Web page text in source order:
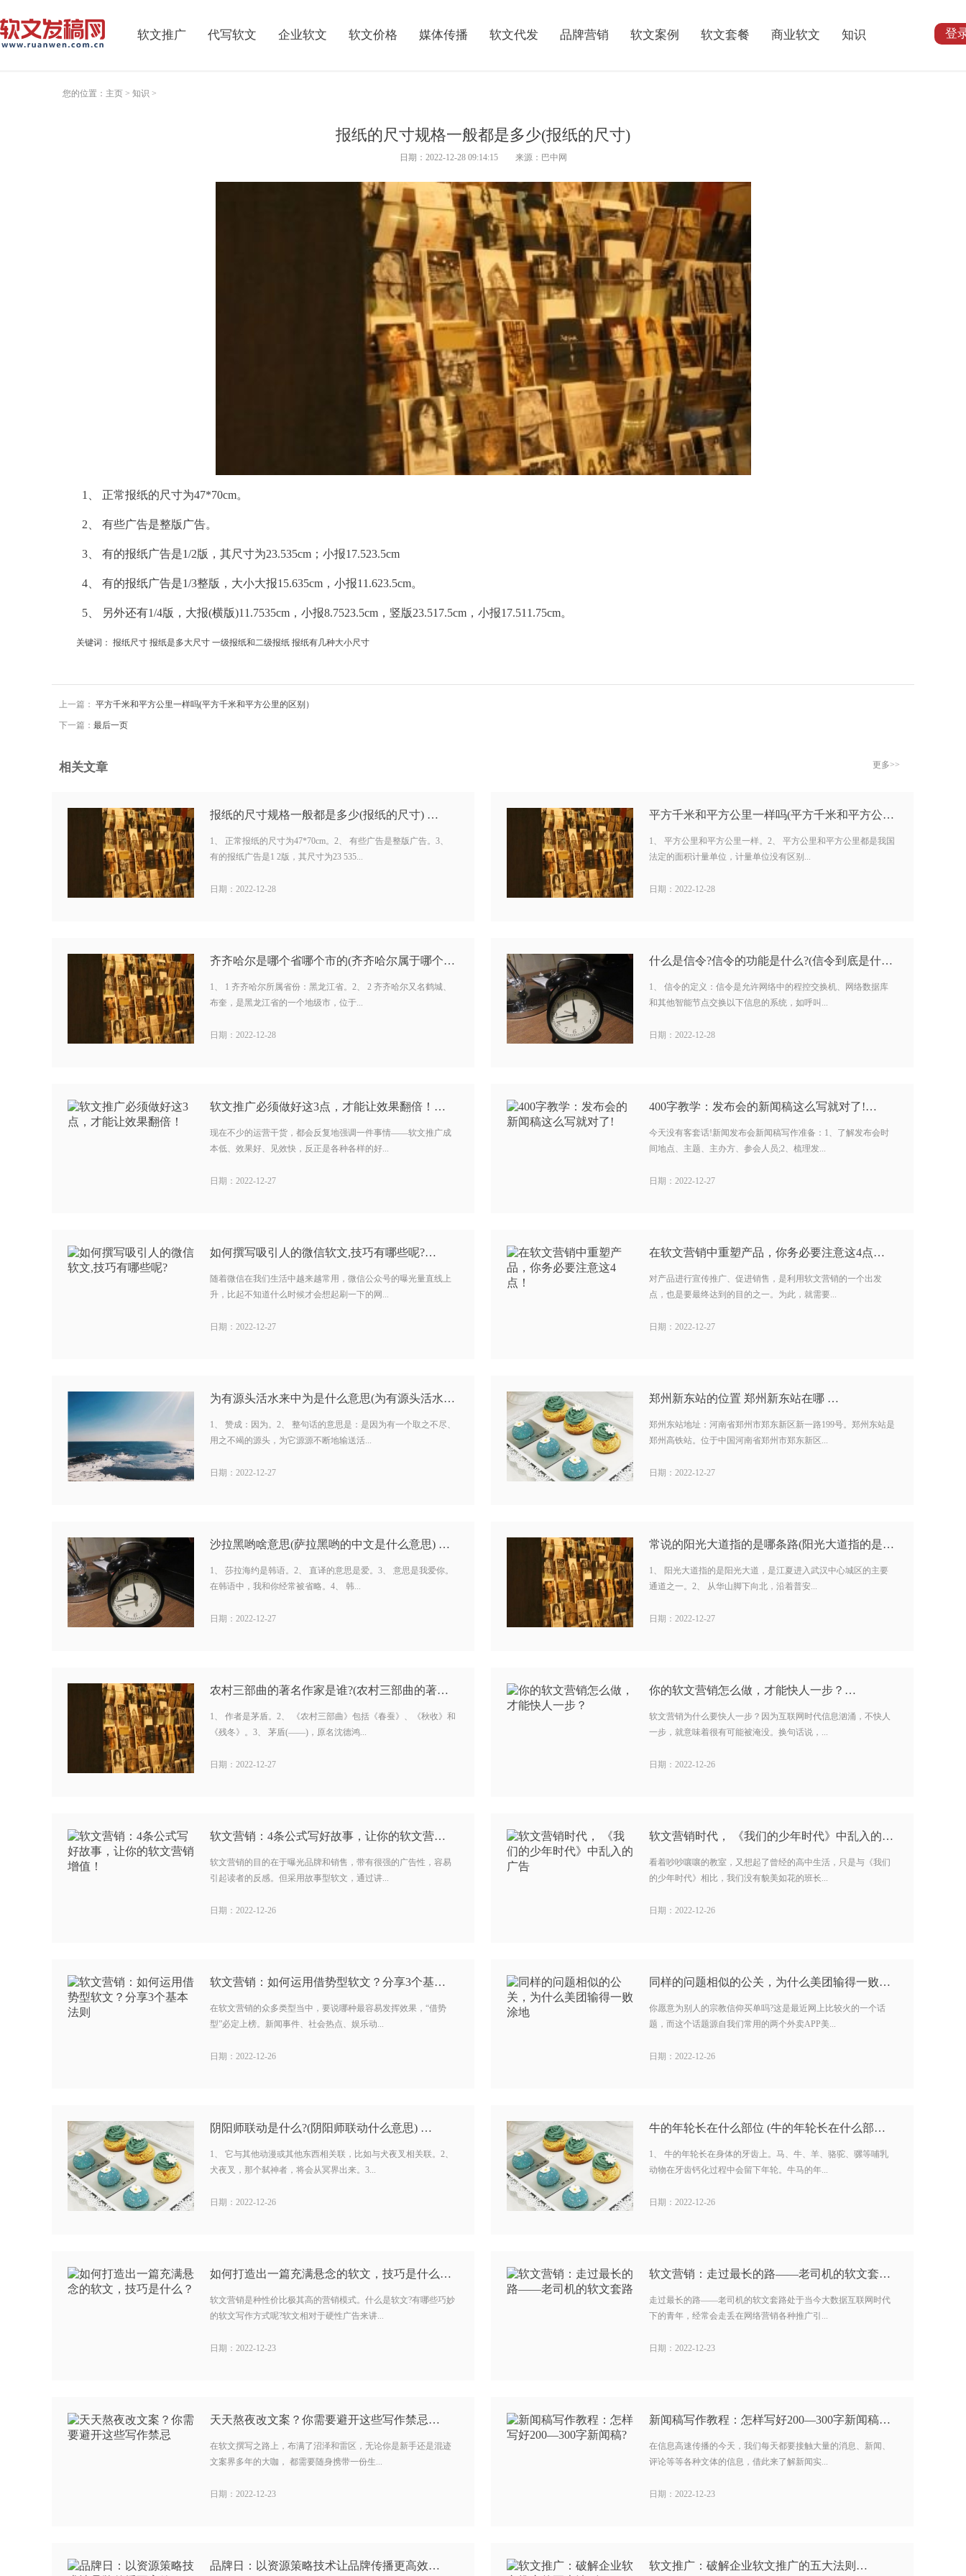
软文推广 代写软文 企业软文 软文价格 媒体传播 软文代发 品牌营销 软文案例 软文套餐 商业软文 知识 登
您的位置： 主页 > 知识 >
报纸的尺寸规格一般都是多少(报纸的尺寸)
日期：2022-12-28 09:14:15 来源：巴中网
1、 正常报纸的尺寸为47*70cm。
2、 有些广告是整版广告。
3、 有的报纸广告是1/2版，其尺寸为23.535cm；小报17.523.5cm
4、 有的报纸广告是1/3整版，大小大报15.635cm，小报11.623.5cm。
5、 另外还有1/4版，大报(横版)11.7535cm，小报8.7523.5cm，竖版23.517.5cm，小报17.511.75cm。
关键词： 报纸尺寸 报纸是多大尺寸 一级报纸和二级报纸 报纸有几种大小尺寸
上一篇： 平方千米和平方公里一样吗(平方千米和平方公里的区别）
下一篇： 最后一页
更多>>
相关文章
报纸的尺寸规格一般都是多少(报纸的尺寸) …
1、 正常报纸的尺寸为47*70cm。2、 有些广告是整版广告。3、
有的报纸广告是1 2版，其尺寸为23 535...
日期：2022-12-28
平方千米和平方公里一样吗(平方千米和平方公里的区别）…
1、 平方公里和平方公里一样。2、 平方公里和平方公里都是我国
法定的面积计量单位，计量单位没有区别...
日期：2022-12-28
齐齐哈尔是哪个省哪个市的(齐齐哈尔属于哪个省) …
1、 1 齐齐哈尔所属省份：黑龙江省。2、 2 齐齐哈尔又名鹤城、
布奎，是黑龙江省的一个地级市，位于...
日期：2022-12-28
什么是信令?信令的功能是什么?(信令到底是什么意思) …
1、 信令的定义：信令是允许网络中的程控交换机、网络数据库
和其他智能节点交换以下信息的系统，如呼叫...
日期：2022-12-28
软文推广必须做好这3点，才能让效果翻倍！…
现在不少的运营干货，都会反复地强调一件事情——软文推广成
本低、效果好、见效快，反正是各种各样的好...
日期：2022-12-27
400字教学：发布会的新闻稿这么写就对了!…
今天没有客套话!新闻发布会新闻稿写作准备：1、了解发布会时
间地点、主题、主办方、参会人员;2、梳理发...
日期：2022-12-27
如何撰写吸引人的微信软文,技巧有哪些呢?…
随着微信在我们生活中越来越常用，微信公众号的曝光量直线上
升，比起不知道什么时候才会想起刷一下的网...
日期：2022-12-27
在软文营销中重塑产品，你务必要注意这4点！…
对产品进行宣传推广、促进销售，是利用软文营销的一个出发
点，也是要最终达到的目的之一。为此，就需要...
日期：2022-12-27
为有源头活水来中为是什么意思(为有源头活水来的为的意思）…
1、 赞成：因为。2、 整句话的意思是：是因为有一个取之不尽、
用之不竭的源头，为它源源不断地输送活...
日期：2022-12-27
郑州新东站的位置 郑州新东站在哪 …
郑州东站地址：河南省郑州市郑东新区新一路199号。郑州东站是
郑州高铁站。位于中国河南省郑州市郑东新区...
日期：2022-12-27
沙拉黑哟啥意思(萨拉黑哟的中文是什么意思) …
1、 莎拉海约是韩语。2、 直译的意思是爱。3、 意思是我爱你。
在韩语中，我和你经常被省略。4、 韩...
日期：2022-12-27
常说的阳光大道指的是哪条路(阳光大道指的是哪里的道路) …
1、 阳光大道指的是阳光大道，是江夏进入武汉中心城区的主要
通道之一。2、 从华山脚下向北，沿着普安...
日期：2022-12-27
农村三部曲的著名作家是谁?(农村三部曲的著名作家) …
1、 作者是茅盾。2、 《农村三部曲》包括《春蚕》、《秋收》和
《残冬》。3、 茅盾(——)，原名沈德鸿...
日期：2022-12-27
你的软文营销怎么做，才能快人一步？…
软文营销为什么要快人一步？因为互联网时代信息汹涌，不快人
一步，就意味着很有可能被淹没。换句话说，...
日期：2022-12-26
软文营销：4条公式写好故事，让你的软文营销增值！…
软文营销的目的在于曝光品牌和销售，带有很强的广告性，容易
引起读者的反感。但采用故事型软文，通过讲...
日期：2022-12-26
软文营销时代， 《我们的少年时代》中乱入的广告…
看着吵吵嚷嚷的教室，又想起了曾经的高中生活，只是与《我们
的少年时代》相比，我们没有貌美如花的班长...
日期：2022-12-26
软文营销：如何运用借势型软文？分享3个基本法则 …
在软文营销的众多类型当中，要说哪种最容易发挥效果，“借势
型”必定上榜。新闻事件、社会热点、娱乐动...
日期：2022-12-26
同样的问题相似的公关，为什么美团输得一败涂地…
你愿意为别人的宗教信仰买单吗?这是最近网上比较火的一个话
题，而这个话题源自我们常用的两个外卖APP美...
日期：2022-12-26
阴阳师联动是什么?(阴阳师联动什么意思) …
1、 它与其他动漫或其他东西相关联，比如与犬夜叉相关联。2、
犬夜叉，那个弑神者，将会从冥界出来。3...
日期：2022-12-26
牛的年轮长在什么部位 (牛的年轮长在什么部位) …
1、 牛的年轮长在身体的牙齿上。马、牛、羊、骆驼、骡等哺乳
动物在牙齿钙化过程中会留下年轮。牛马的年...
日期：2022-12-26
如何打造出一篇充满悬念的软文，技巧是什么？…
软文营销是种性价比极其高的营销模式。什么是软文?有哪些巧妙
的软文写作方式呢?软文相对于硬性广告来讲...
日期：2022-12-23
软文营销：走过最长的路——老司机的软文套路…
走过最长的路——老司机的软文套路处于当今大数据互联网时代
下的青年，经常会走丢在网络营销各种推广引...
日期：2022-12-23
天天熬夜改文案？你需要避开这些写作禁忌…
在软文撰写之路上，布满了沼泽和雷区，无论你是新手还是混迹
文案界多年的大咖， 都需要随身携带一份生...
日期：2022-12-23
新闻稿写作教程：怎样写好200—300字新闻稿?…
在信息高速传播的今天，我们每天都要接触大量的消息、新闻、
评论等等各种文体的信息，借此来了解新闻实...
日期：2022-12-23
品牌日：以资源策略技术让品牌传播更高效… 软文推广：破解企业软文推广的五大法则…